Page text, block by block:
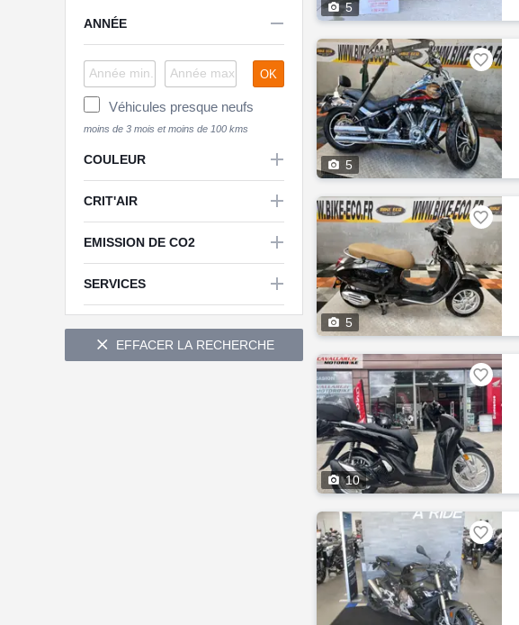
 5
 5

 5

 10


ANNÉE 
OK
Véhicules presque neufs
COULEUR 
CRIT'AIR 
EMISSION DE CO2 
SERVICES 

 EFFACER LA RECHERCHE